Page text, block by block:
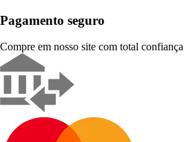
Pagamento seguro
Compre em nosso site com total confiança